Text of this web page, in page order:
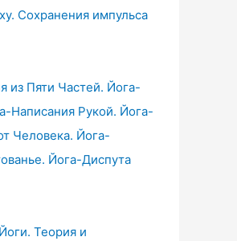
Сохранения импульса
из Пяти Частей. Йога-
Написания Рукой. Йога-
Человека. Йога-
Йога-Диспута
Теория и